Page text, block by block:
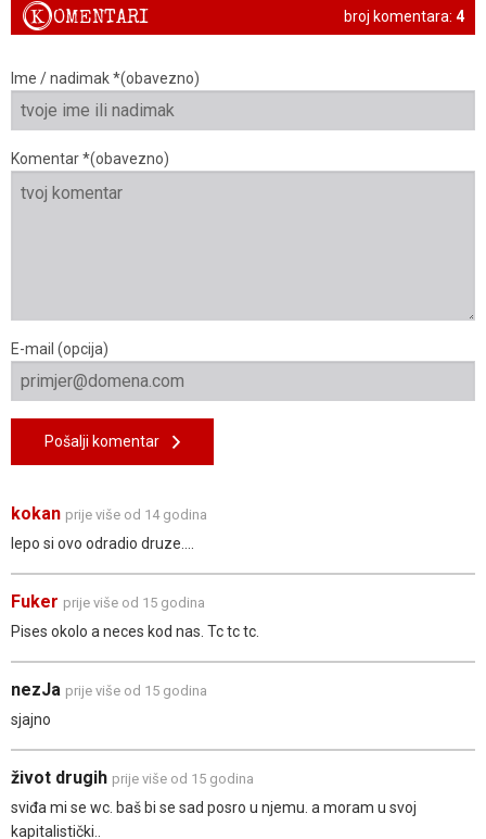
broj komentara: 4
KOMENTARI
Ime / nadimak *(obavezno)
Komentar *(obavezno)
E-mail (opcija)
Pošalji komentar
kokan prije više od 14 godina
lepo si ovo odradio druze....
Fuker prije više od 15 godina
Pises okolo a neces kod nas. Tc tc tc.
nezJa prije više od 15 godina
sjajno
život drugih prije više od 15 godina
sviđa mi se wc. baš bi se sad posro u njemu. a moram u svoj
kapitalistički..